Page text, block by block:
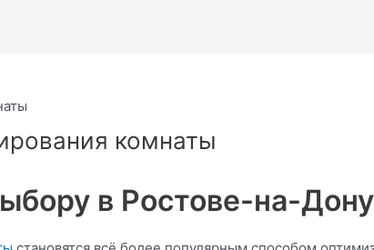
комнаты
в Ростове-на-Дону